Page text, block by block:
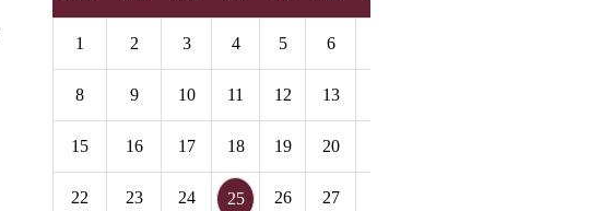
1 2 3 4 5 6
8 9 10 11 12 13
15 16 17 18 19 20
22 23 24 25 26 27